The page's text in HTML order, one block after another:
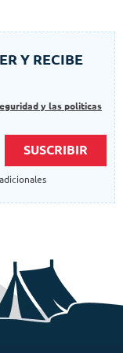
Y RECIBE
y las politicas
SUSCRIBIR